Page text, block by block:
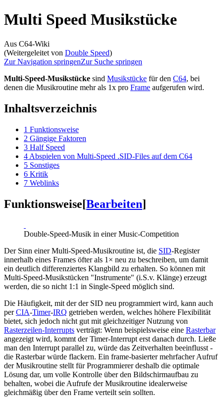
Multi Speed Musikstücke
Aus C64-Wiki
(Weitergeleitet von Double Speed)
Zur Navigation springenZur Suche springen
Multi-Speed-Musikstücke sind Musikstücke für den C64, bei
denen die Musikroutine mehr als 1x pro Frame aufgerufen wird.
Inhaltsverzeichnis
1 Funktionsweise
2 Gängige Faktoren
3 Half Speed
4 Abspielen von Multi-Speed .SID-Files auf dem C64
5 Sonstiges
6 Kritik
7 Weblinks
Funktionsweise[Bearbeiten]
Double-Speed-Musik in einer Music-Competition
Der Sinn einer Multi-Speed-Musikroutine ist, die SID-Register
innerhalb eines Frames öfter als 1× neu zu beschreiben, um damit
ein deutlich differenziertes Klangbild zu erhalten. So können mit
Multi-Speed-Musikstücken "Instrumente" (i.S.v. Klänge) erzeugt
werden, die so nicht 1:1 in Single-Speed möglich sind.
Die Häufigkeit, mit der der SID neu programmiert wird, kann auch
perCIA-Timer-IRQ getrieben werden, welches höhere Flexibilität
bietet, sich jedoch nicht gut mit gleichzeitiger Nutzung von
Rasterzeilen-Interrupts verträgt: Wenn beispielsweise eine Rasterbar
angezeigt wird, kommt der Timer-Interrupt erst danach durch. Ließe
man den Interrupt parallel zu, würde das Zeitverhalten beeinflusst -
die Rasterbar würde flackern. Ein frame-basierter mehrfacher Aufruf
der Musikroutine stellt für Programmierer deshalb die optimale
Lösung dar, um volle Kontrolle über den Bildschirmaufbau zu
behalten, wobei die Aufrufe der Musikroutine idealerweise
gleichmäßig über den Frame verteilt sein sollten.